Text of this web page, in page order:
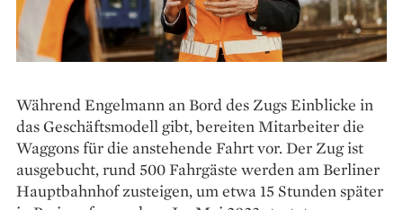
Während Engelmann an Bord des Zugs Einblicke in
das Geschäftsmodell gibt, bereiten Mitarbeiter die
Waggons für die anstehende Fahrt vor. Der Zug ist
ausgebucht, rund 500 Fahrgäste werden am Berliner
Hauptbahnhof zusteigen, um etwa 15 Stunden später